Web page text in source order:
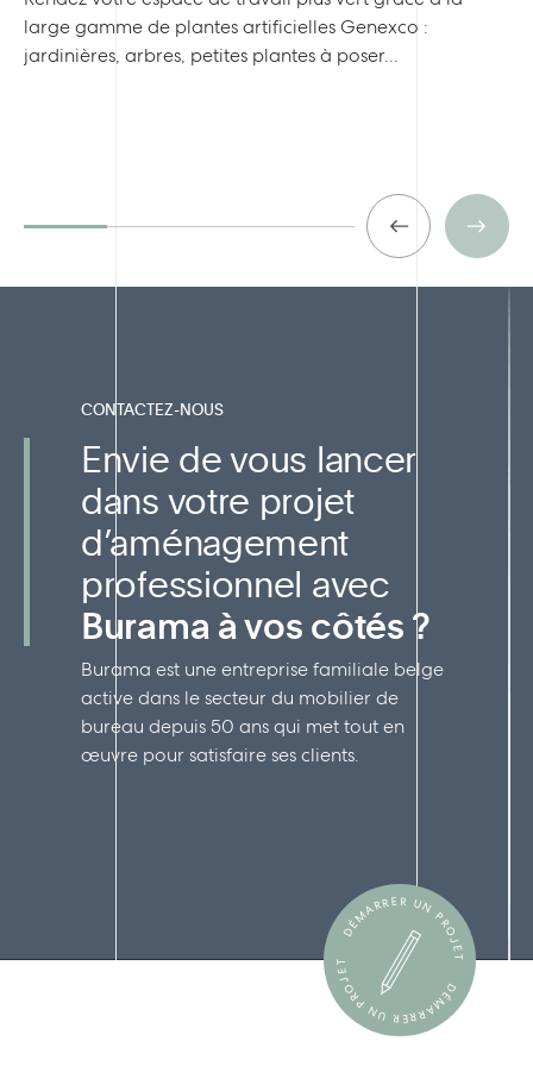
large gamme de plantes artificielles Genexco :
jardinières, arbres, petites plantes à poser...
CONTACTEZ-NOUS
Envie de vous lancer
dans votre projet
d’aménagement
professionnel avec
Burama à vos côtés ?
Burama est une entreprise familiale belge
active dans le secteur du mobilier de
bureau depuis 50 ans qui met tout en
œuvre pour satisfaire ses clients.
DÉMARRER UN PROJET
DÉMARRER UN PROJET